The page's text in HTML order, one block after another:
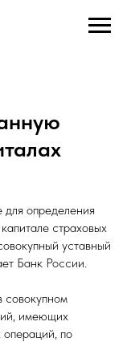
определения
страховых
уставный
Банк России.
совокупном
имеющих
по